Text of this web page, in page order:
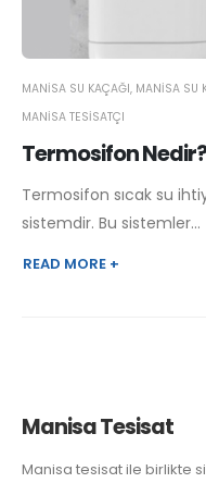
Termosifon
MANISA SU KAÇAĞI, MANISA SU
MANISA TESISATÇI
Termosifon sıcak su
sistemdir. Bu sistemler...
READ MORE +
Manisa Tesisat
Manisa tesisat ile birlikte